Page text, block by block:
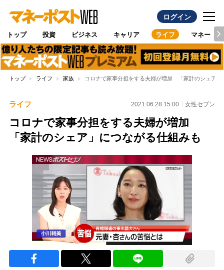
ログイン
トップ 投資 ビジネス キャリア ライフ マネー
トップ ライフ 家族 コロナで家事分担をする夫婦が増加 「家計のシェア」
ライフ 2021.06.28 15:00 女性セブン
コロナで家事分担をする夫婦が増加
「家計のシェア」につながる仕組みも